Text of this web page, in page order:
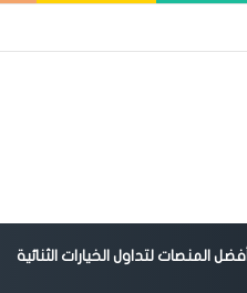
أفضل المنصات لتداول الخيارات الثنائية